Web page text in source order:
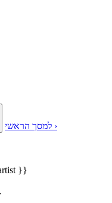
למסך הראשי ›